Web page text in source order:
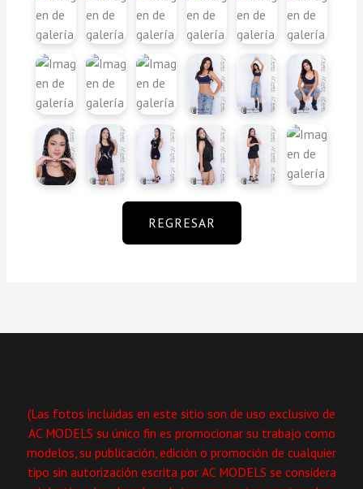
REGRESAR
(Las fotos incluidas en este sitio son de uso exclusivo de
AC MODELS su único fin es promocionar su trabajo como
modelos, su publicación, edición o promoción de cualquier
tipo sin autorización escrita por AC MODELS se considera